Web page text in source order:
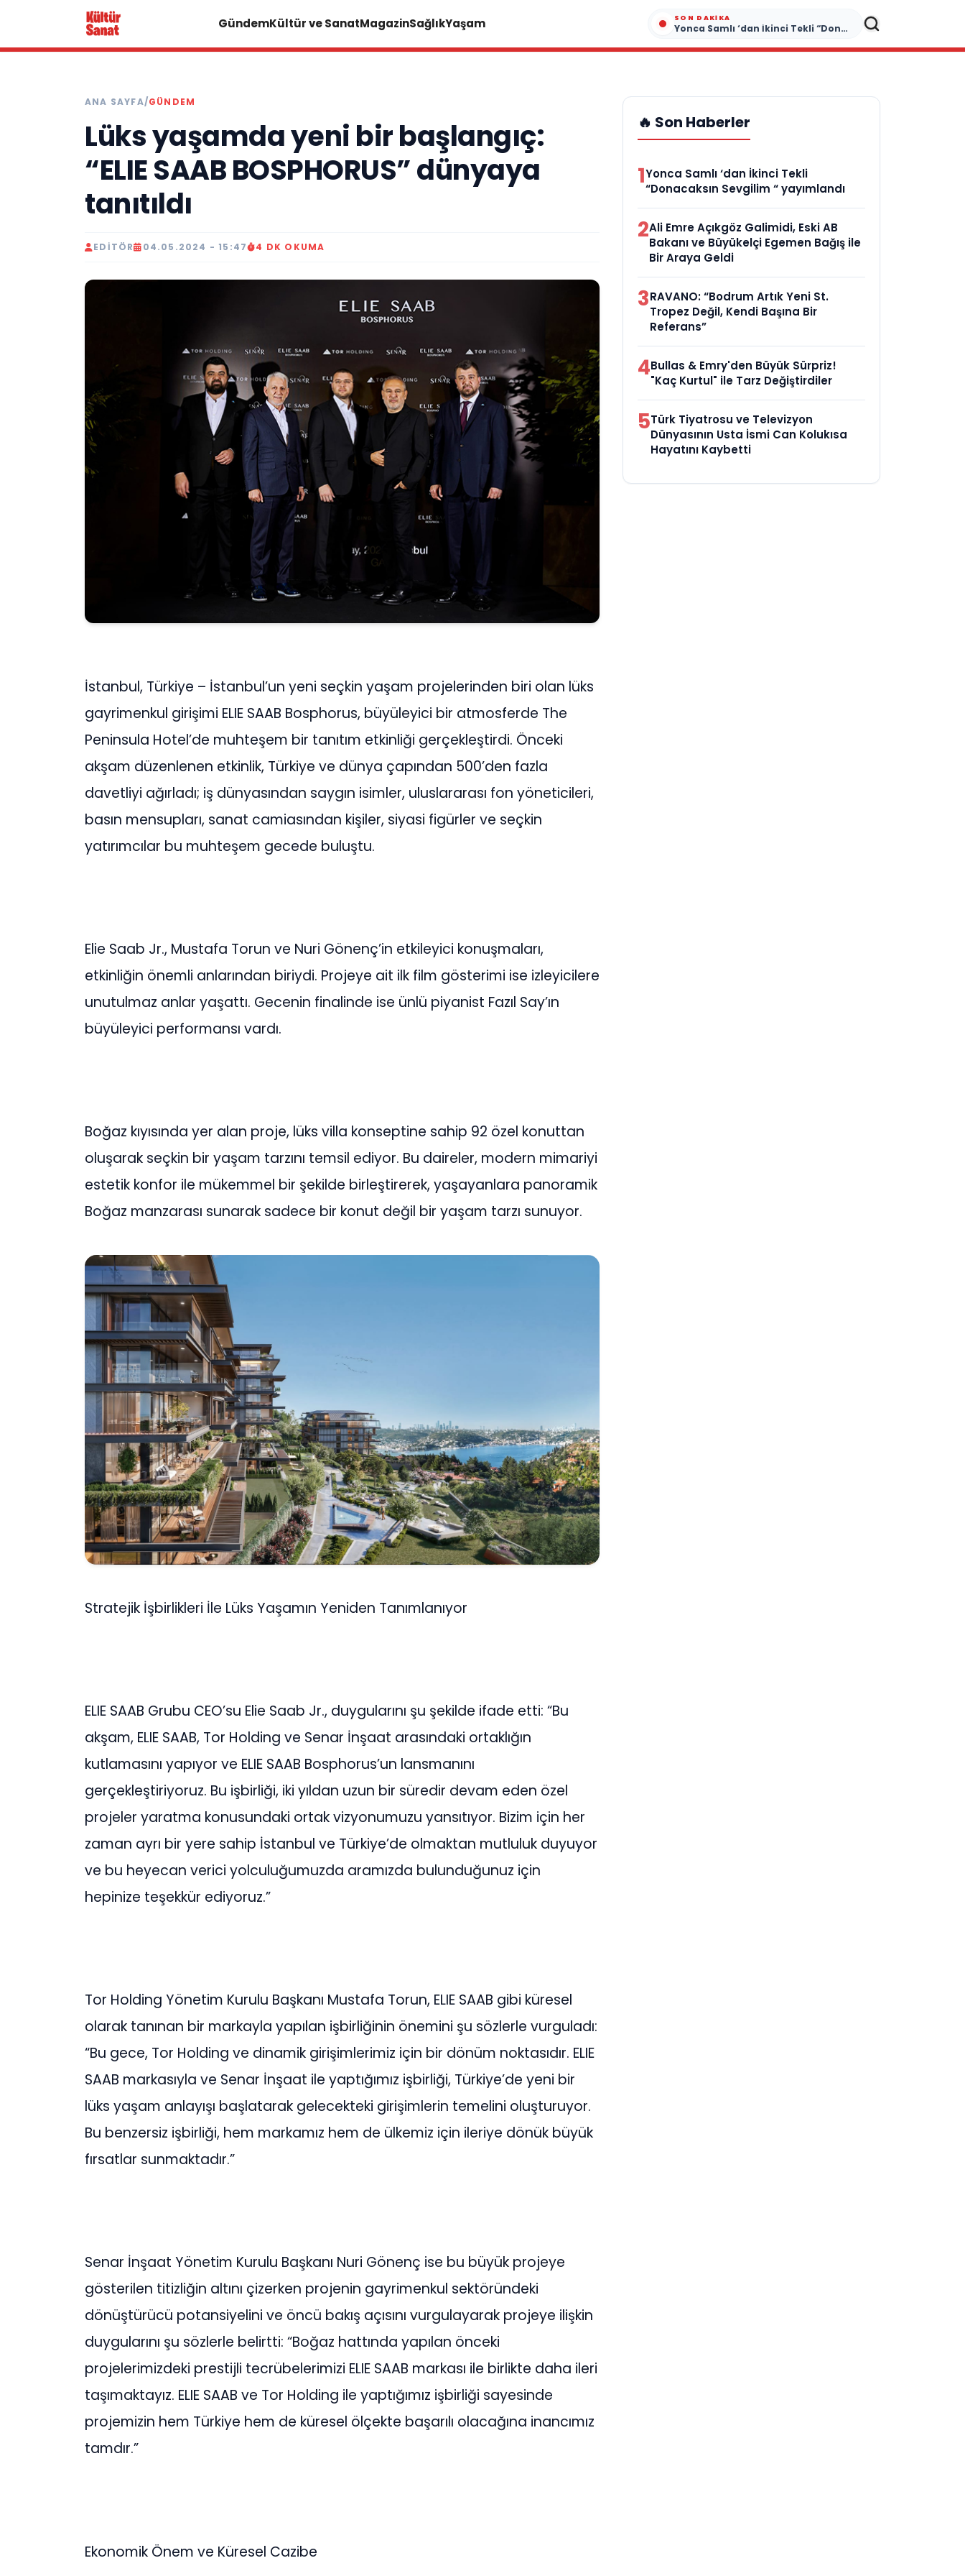
GündemKültür ve SanatMagazinSağlıkYaşam SON DAKIKA
Yonca Samlı ‘dan İkinci Tekli “Donacaksın Sevgilim “ yayımlandı
ANA SAYFA/GÜNDEM
Lüks yaşamda yeni bir başlangıç:
“ELIE SAAB BOSPHORUS” dünyaya
tanıtıldı
EDITÖR 04.05.2024 - 15:47 4 DK OKUMA
İstanbul, Türkiye – İstanbul’un yeni seçkin yaşam projelerinden biri olan lüks
gayrimenkul girişimi ELIE SAAB Bosphorus, büyüleyici bir atmosferde The
Peninsula Hotel’de muhteşem bir tanıtım etkinliği gerçekleştirdi. Önceki
akşam düzenlenen etkinlik, Türkiye ve dünya çapından 500’den fazla
davetliyi ağırladı; iş dünyasından saygın isimler, uluslararası fon yöneticileri,
basın mensupları, sanat camiasından kişiler, siyasi figürler ve seçkin
yatırımcılar bu muhteşem gecede buluştu.
Elie Saab Jr., Mustafa Torun ve Nuri Gönenç’in etkileyici konuşmaları,
etkinliğin önemli anlarından biriydi. Projeye ait ilk film gösterimi ise izleyicilere
unutulmaz anlar yaşattı. Gecenin finalinde ise ünlü piyanist Fazıl Say’ın
büyüleyici performansı vardı.
Boğaz kıyısında yer alan proje, lüks villa konseptine sahip 92 özel konuttan
oluşarak seçkin bir yaşam tarzını temsil ediyor. Bu daireler, modern mimariyi
estetik konfor ile mükemmel bir şekilde birleştirerek, yaşayanlara panoramik
Boğaz manzarası sunarak sadece bir konut değil bir yaşam tarzı sunuyor.
Stratejik İşbirlikleri İle Lüks Yaşamın Yeniden Tanımlanıyor
ELIE SAAB Grubu CEO’su Elie Saab Jr., duygularını şu şekilde ifade etti: “Bu
akşam, ELIE SAAB, Tor Holding ve Senar İnşaat arasındaki ortaklığın
kutlamasını yapıyor ve ELIE SAAB Bosphorus’un lansmanını
gerçekleştiriyoruz. Bu işbirliği, iki yıldan uzun bir süredir devam eden özel
projeler yaratma konusundaki ortak vizyonumuzu yansıtıyor. Bizim için her
zaman ayrı bir yere sahip İstanbul ve Türkiye’de olmaktan mutluluk duyuyor
ve bu heyecan verici yolculuğumuzda aramızda bulunduğunuz için
hepinize teşekkür ediyoruz.”
Tor Holding Yönetim Kurulu Başkanı Mustafa Torun, ELIE SAAB gibi küresel
olarak tanınan bir markayla yapılan işbirliğinin önemini şu sözlerle vurguladı:
“Bu gece, Tor Holding ve dinamik girişimlerimiz için bir dönüm noktasıdır. ELIE
SAAB markasıyla ve Senar İnşaat ile yaptığımız işbirliği, Türkiye’de yeni bir
lüks yaşam anlayışı başlatarak gelecekteki girişimlerin temelini oluşturuyor.
Bu benzersiz işbirliği, hem markamız hem de ülkemiz için ileriye dönük büyük
fırsatlar sunmaktadır.”
Senar İnşaat Yönetim Kurulu Başkanı Nuri Gönenç ise bu büyük projeye
gösterilen titizliğin altını çizerken projenin gayrimenkul sektöründeki
dönüştürücü potansiyelini ve öncü bakış açısını vurgulayarak projeye ilişkin
duygularını şu sözlerle belirtti: “Boğaz hattında yapılan önceki
projelerimizdeki prestijli tecrübelerimizi ELIE SAAB markası ile birlikte daha ileri
taşımaktayız. ELIE SAAB ve Tor Holding ile yaptığımız işbirliği sayesinde
projemizin hem Türkiye hem de küresel ölçekte başarılı olacağına inancımız
tamdır.”
Ekonomik Önem ve Küresel Cazibe
🔥 Son Haberler
1Yonca Samlı ‘dan İkinci Tekli
“Donacaksın Sevgilim “ yayımlandı
2Ali Emre Açıkgöz Galimidi, Eski AB
Bakanı ve Büyükelçi Egemen Bağış ile
Bir Araya Geldi
3RAVANO: “Bodrum Artık Yeni St.
Tropez Değil, Kendi Başına Bir
Referans”
4Bullas & Emry'den Büyük Sürpriz!
"Kaç Kurtul" ile Tarz Değiştirdiler
5Türk Tiyatrosu ve Televizyon
Dünyasının Usta İsmi Can Kolukısa
Hayatını Kaybetti